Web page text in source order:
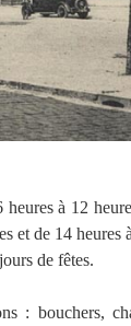
à 12
et de 14 heures
de fêtes.
: bouchers,